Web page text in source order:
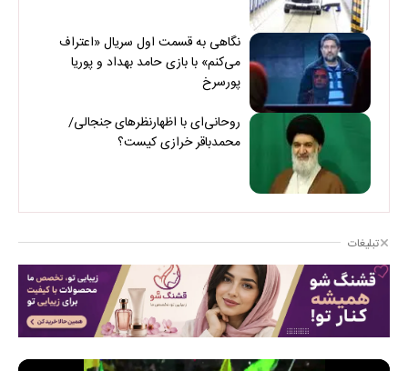
نگاهی به قسمت اول سریال «اعتراف
می‌کنم» با بازی حامد بهداد و پوریا
پورسرخ
روحانی‌ای با اظهارنظرهای جنجالی/
محمدباقر خرازی کیست؟
تبلیغات